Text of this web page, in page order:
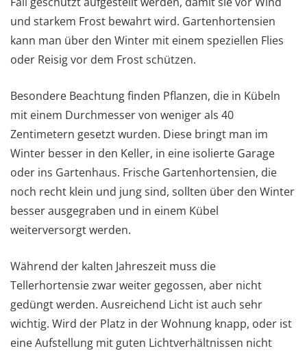
und starkem Frost bewahrt wird. Gartenhortensien
kann man über den Winter mit einem speziellen Flies
oder Reisig vor dem Frost schützen.
Besondere Beachtung finden Pflanzen, die in Kübeln
mit einem Durchmesser von weniger als 40
Zentimetern gesetzt wurden. Diese bringt man im
Winter besser in den Keller, in eine isolierte Garage
oder ins Gartenhaus. Frische Gartenhortensien, die
noch recht klein und jung sind, sollten über den Winter
besser ausgegraben und in einem Kübel
weiterversorgt werden.
Während der kalten Jahreszeit muss die
Tellerhortensie zwar weiter gegossen, aber nicht
gedüngt werden. Ausreichend Licht ist auch sehr
wichtig. Wird der Platz in der Wohnung knapp, oder ist
eine Aufstellung mit guten Lichtverhältnissen nicht